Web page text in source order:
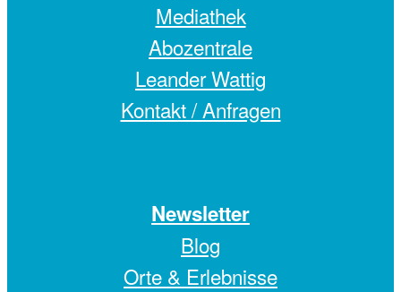
Mediathek
Abozentrale
Leander Wattig
Kontakt / Anfragen
Newsletter
Blog
Orte & Erlebnisse